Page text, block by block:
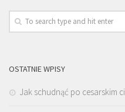
OSTATNIE WPISY
Jak schudnąć po cesarskim